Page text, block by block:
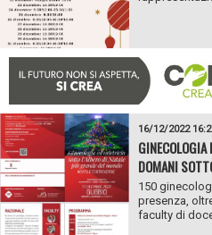
16/12/2022
GINECOLOGIA
DOMANI
150
presenza,
faculty di